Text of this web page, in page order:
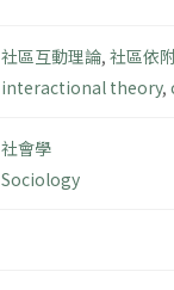
社區互動理論, 社區依
interactional theory,
社會學
Sociology